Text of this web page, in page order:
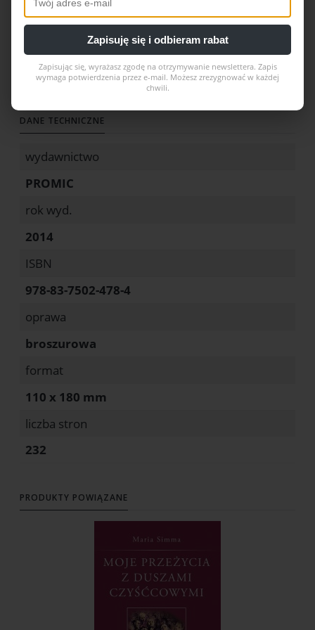
przez konkretne propozycje modlitw – autor
pragnie uczynić prawdę o obcowaniu świętych
trwałym i płodnym elementem chrześcijańskiej
pobożności.
DANE TECHNICZNE
wydawnictwo
PROMIC
rok wyd.
2014
ISBN
978-83-7502-478-4
oprawa
broszurowa
format
110 x 180 mm
liczba stron
232
PRODUKTY POWIĄZANE
Zapisuję się i odbieram rabat
Zapisując się, wyrażasz zgodę na otrzymywanie newslettera. Zapis
wymaga potwierdzenia przez e-mail. Możesz zrezygnować w każdej
chwili.